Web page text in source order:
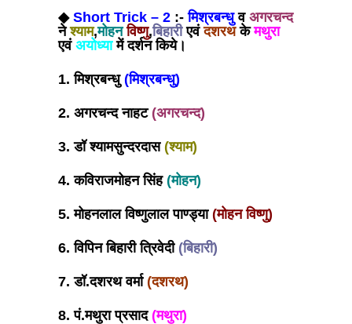
◆Short Trick – 2 :- मिश्रबन्धुव अगरचन्द
ने श्याम,मोहन विष्णु,बिहारीएवंदशरथकेमथुरा
एवं अयोध्यामें दर्शन किये।
1. मिश्रबन्धु (मिश्रबन्धु)
2. अगरचन्द नाहट(अगरचन्द)
3. डॉ श्यामसुन्दरदास (श्याम)
4. कविराजमोहन सिंह (मोहन)
5. मोहनलाल विष्णुलाल पाण्ड्या(मोहन विष्णु)
6. विपिन बिहारी त्रिवेदी (बिहारी)
7. डॉ.दशरथ वर्मा (दशरथ)
8. पं.मथुरा प्रसाद (मथुरा)